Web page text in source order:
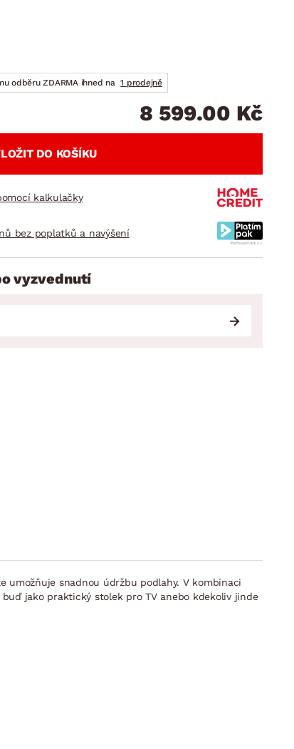
odběru ZDARMA ihned na 1 prodejně
8 599.00 Kč
DO KOŠÍKU
kalkulačky
bez poplatků a navýšení
vyzvednutí
umožňuje snadnou údržbu podlahy. V kombinaci
jako praktický stolek pro TV anebo kdekoliv jinde